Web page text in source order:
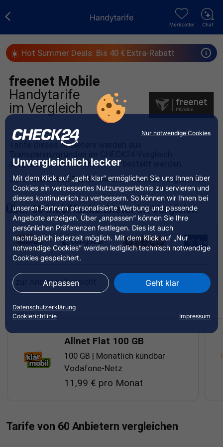
Nur notwendige Cookies
Unvergleichlich lecker
Mit dem Klick auf „geht klar” ermöglichen Sie uns Ihnen über
Cookies ein verbessertes Nutzungserlebnis zu servieren und
dieses kontinuierlich zu verbessern. So können wir Ihnen bei
unseren Partnern personalisierte Werbung und passende
Angebote anzeigen. Über „anpassen” können Sie Ihre
persönlichen Präferenzen festlegen. Dies ist auch
nachträglich jederzeit möglich. Mit dem Klick auf „Nur
notwendige Cookies” werden lediglich technisch notwendige
Cookies gespeichert.
Anpassen Geht klar
Datenschutzerklärung
Cookierichtlinie
Impressum
Handytarife
Chat
Merkzettel
☀️ Hot Summer Deals: Bis 40 € Extra-Rabatt
freenet Mobile
Handytarife
im Vergleich
Tarife dieses Anbieters werden aus
aufgelistet, können aber nicht bestellt werden.
Jetztattraktive Tarifeanderer Anbieter vergleichen:
Über 60 Mobilfunkanbieter im Vergleich
zur Anbieterübersicht
Allnet Flat 100 GB
100 GB | Monatlich kündbar
Vodafone-Netz
11,99 € pro Monat
Allnet Flat 30 GB
Tarife von 60 Anbietern vergleichen